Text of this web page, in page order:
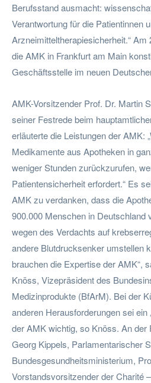
Berufsstand ausmacht:
Verantwortung für die Patientinnen
Arzneimitteltherapiesicherheit.“
die AMK in Frankfurt am Main
Geschäftsstelle im neuen
AMK-Vorsitzender Prof. Dr. Martin
seiner Festrede beim
erläuterte die Leistungen der AMK:
Medikamente aus Apotheken in
weniger Stunden zurückzurufen,
Patientensicherheit erfordert.“ Es
AMK zu verdanken, dass die
900.000 Menschen in Deutschland
wegen des Verdachts auf
andere Blutdrucksenker umstellen
brauchen die Expertise der AMK“,
Knöss, Vizepräsident des
Medizinprodukte (BfArM). Bei der
anderen Herausforderungen sei ein
der AMK wichtig, so Knöss. An der
Georg Kippels, Parlamentarischer
Bundesgesundheitsministerium,
Vorstandsvorsitzender der Charité